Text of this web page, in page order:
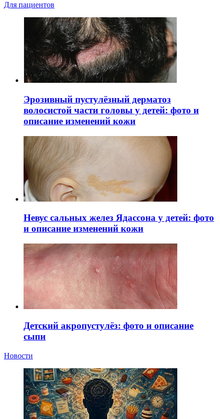
Для пациентов
Эрозивный пустулёзный дерматоз
волосистой части головы у детей: фото и
описание изменений кожи
Невус сальных желез Ядассона у детей: фото
и описание изменений кожи
Детский акропустулёз: фото и описание
сыпи
Новости